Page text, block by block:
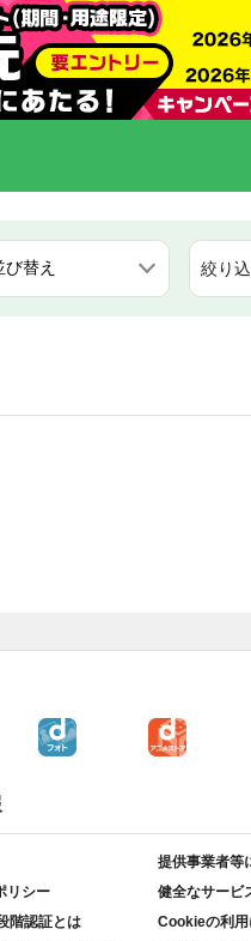
絞り
提供事業者等
リシー
健全なサービ
階認証とは
Cookieの利用